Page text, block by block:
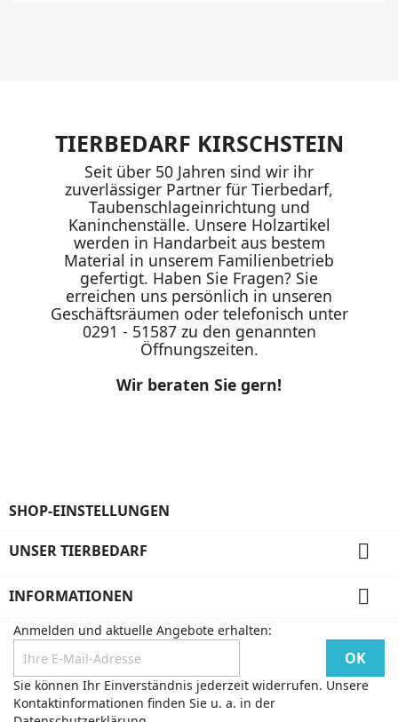
TIERBEDARF KIRSCHSTEIN
Seit über 50 Jahren sind wir ihr
zuverlässiger Partner für Tierbedarf,
Taubenschlageinrichtung und
Kaninchenställe. Unsere Holzartikel
werden in Handarbeit aus bestem
Material in unserem Familienbetrieb
gefertigt. Haben Sie Fragen? Sie
erreichen uns persönlich in unseren
Geschäftsräumen oder telefonisch unter
0291 - 51587 zu den genannten
Öffnungszeiten.
Wir beraten Sie gern!
SHOP-EINSTELLUNGEN
UNSER TIERBEDARF 
INFORMATIONEN 
Anmelden und aktuelle Angebote erhalten:
Sie können Ihr Einverständnis jederzeit widerrufen. Unsere
Kontaktinformationen finden Sie u. a. in der